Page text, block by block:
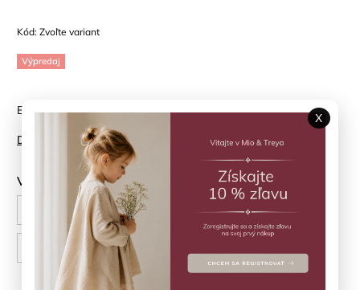
Kód: Zvoľte variant
Výpredaj
Body s krátkym rukávom v jemnom škandinávskom dizajne
Detailné informácie
Veľkosť
68 cm 80 cm
86 cm
X